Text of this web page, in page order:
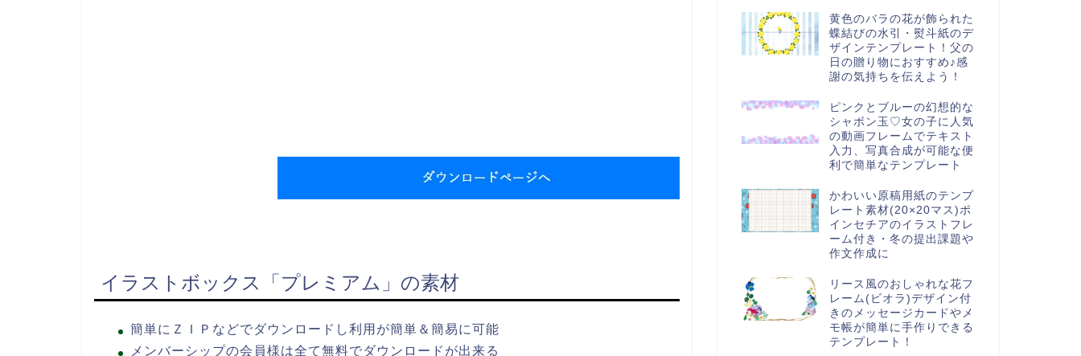
イラストボックス「プレミアム」の素材
簡単にＺＩＰなどでダウンロードし利用が簡単＆簡易に可能
メンバーシップの会員様は全て無料でダウンロードが出来る
黄色のバラの花が飾られた
蝶結びの水引・熨斗紙のデ
ザインテンプレート！父の
日の贈り物におすすめ♪感
謝の気持ちを伝えよう！
ピンクとブルーの幻想的な
シャボン玉♡女の子に人気
の動画フレームでテキスト
入力、写真合成が可能な便
利で簡単なテンプレート
かわいい原稿用紙のテンプ
レート素材(20×20マス)ポ
インセチアのイラストフレ
ーム付き・冬の提出課題や
作文作成に
リース風のおしゃれな花フ
レーム(ビオラ)デザイン付
きのメッセージカードやメ
モ帳が簡単に手作りできる
テンプレート！